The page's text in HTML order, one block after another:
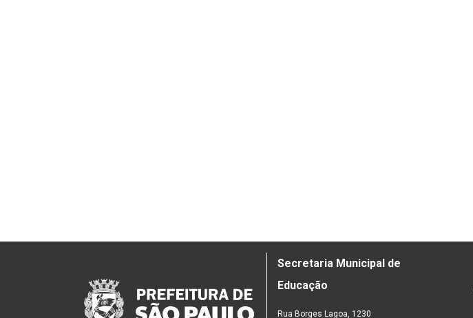
Secretaria Municipal de
Educação
Rua Borges Lagoa, 1230